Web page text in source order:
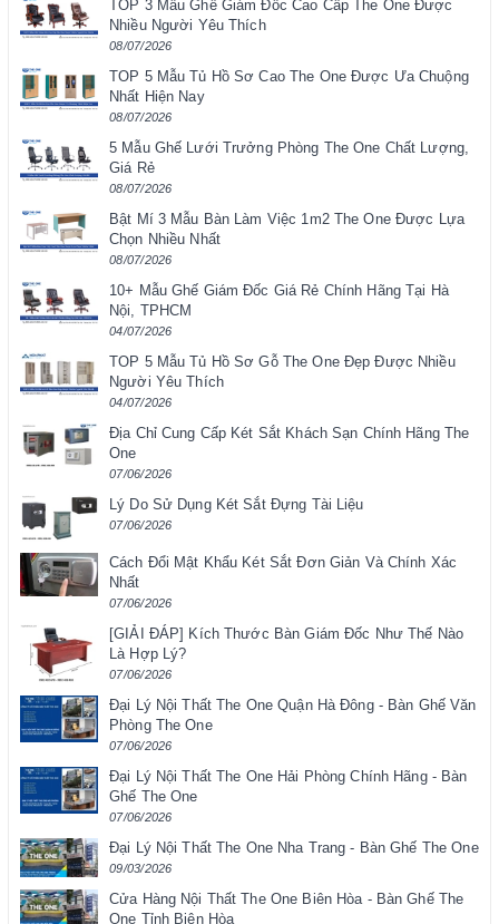
TOP 3 Mẫu Ghế Giám Đốc Cao Cấp The One Được
Nhiều Người Yêu Thích
08/07/2026
TOP 5 Mẫu Tủ Hồ Sơ Cao The One Được Ưa Chuộng
Nhất Hiện Nay
08/07/2026
5 Mẫu Ghế Lưới Trưởng Phòng The One Chất Lượng,
Giá Rẻ
08/07/2026
Bật Mí 3 Mẫu Bàn Làm Việc 1m2 The One Được Lựa
Chọn Nhiều Nhất
08/07/2026
10+ Mẫu Ghế Giám Đốc Giá Rẻ Chính Hãng Tại Hà
Nội, TPHCM
04/07/2026
TOP 5 Mẫu Tủ Hồ Sơ Gỗ The One Đẹp Được Nhiều
Người Yêu Thích
04/07/2026
Địa Chỉ Cung Cấp Két Sắt Khách Sạn Chính Hãng The
One
07/06/2026
Lý Do Sử Dụng Két Sắt Đựng Tài Liệu
07/06/2026
Cách Đổi Mật Khẩu Két Sắt Đơn Giản Và Chính Xác
Nhất
07/06/2026
[GIẢI ĐÁP] Kích Thước Bàn Giám Đốc Như Thế Nào
Là Hợp Lý?
07/06/2026
Đại Lý Nội Thất The One Quận Hà Đông - Bàn Ghế Văn
Phòng The One
07/06/2026
Đại Lý Nội Thất The One Hải Phòng Chính Hãng - Bàn
Ghế The One
07/06/2026
Đại Lý Nội Thất The One Nha Trang - Bàn Ghế The One
09/03/2026
Cửa Hàng Nội Thất The One Biên Hòa - Bàn Ghế The
One Tỉnh Biên Hòa